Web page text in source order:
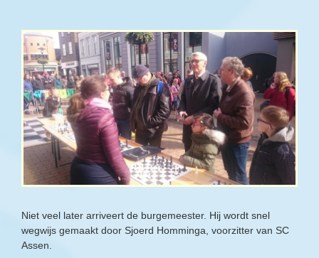
Niet veel later arriveert de burgemeester. Hij wordt snel
wegwijs gemaakt door Sjoerd Homminga, voorzitter van SC
Assen.